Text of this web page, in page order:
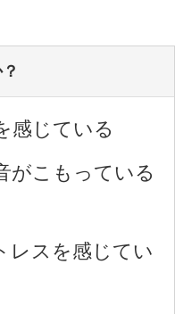
感じている
こもっている
スを感じてい